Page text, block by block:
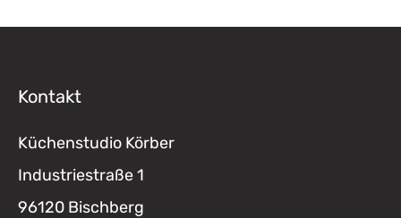
Kontakt
Küchenstudio Körber
Industriestraße 1
96120 Bischberg